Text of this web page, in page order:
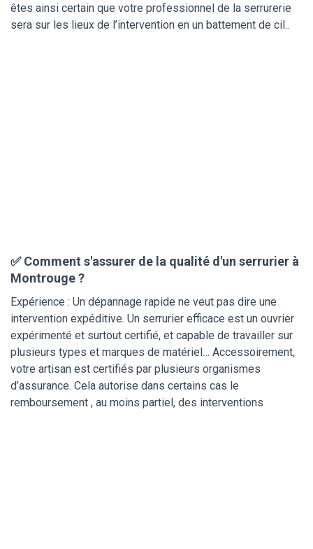
êtes ainsi certain que votre professionnel de la serrurerie
sera sur les lieux de l’intervention en un battement de cil..
✅ Comment s'assurer de la qualité d'un serrurier à
Montrouge ?
Expérience : Un dépannage rapide ne veut pas dire une
intervention expéditive. Un serrurier efficace est un ouvrier
expérimenté et surtout certifié, et capable de travailler sur
plusieurs types et marques de matériel… Accessoirement,
votre artisan est certifiés par plusieurs organismes
d’assurance. Cela autorise dans certains cas le
remboursement , au moins partiel, des interventions